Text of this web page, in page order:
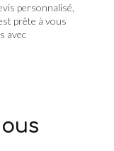
personnalisé,
prête à vous
avec